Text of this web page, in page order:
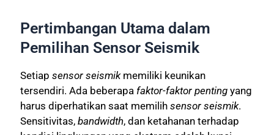
Pertimbangan Utama dalam
Pemilihan Sensor Seismik
Setiapsensor seismikmemiliki keunikan
tersendiri. Ada beberapa faktor-faktor penting yang
harus diperhatikan saat memilihsensor seismik.
Sensitivitas,bandwidth, dan ketahanan terhadap